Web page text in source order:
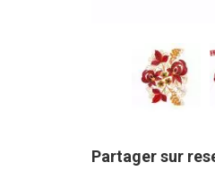
Partager sur